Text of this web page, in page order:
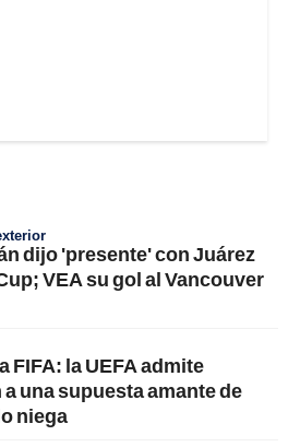
dijo 'presente' con Juárez
VEA su gol al Vancouver
FIFA: la UEFA admite
una supuesta amante de
niega